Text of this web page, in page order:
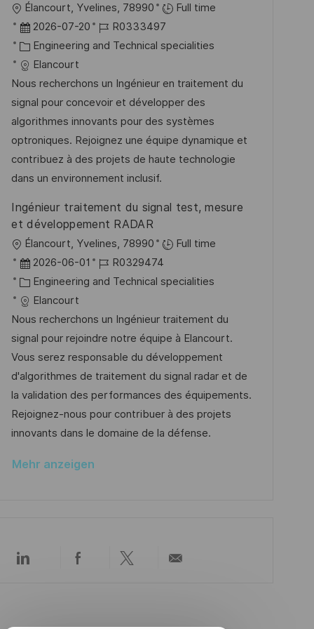
e
n
t
i
c
g
O
r
t
Élancourt, Yvelines, 78990
Full time
D
a
t
u
m
d
e
r
V
r
f
e
n
l
u
g
2026-07-20
J
o
-
I
D
R0333497
K
a
t
e
g
o
r
i
Engineering and Technical specialities
Elancourt
Nous recherchons un Ingénieur en traitement du
signal pour concevoir et développer des
algorithmes innovants pour des systèmes
optroniques. Rejoignez une équipe dynamique et
contribuez à des projets de haute technologie
dans un environnement inclusif.
Ingénieur traitement du signal test, mesure
et développement RADAR
O
r
t
Élancourt, Yvelines, 78990
Full time
D
a
t
u
m
d
e
r
V
e
ö
t
2026-06-01
J
o
-
I
D
R0329474
K
a
t
e
g
o
r
i
e
Engineering and Technical specialities
Elancourt
Nous recherchons un Ingénieur traitement du
signal pour rejoindre notre équipe à Elancourt.
Vous serez responsable du développement
d'algorithmes de traitement du signal radar et de
la validation des performances des équipements.
Rejoignez-nous pour contribuer à des projets
innovants dans le domaine de la défense.
Mehr anzeigen
Über
Über
Über
Per